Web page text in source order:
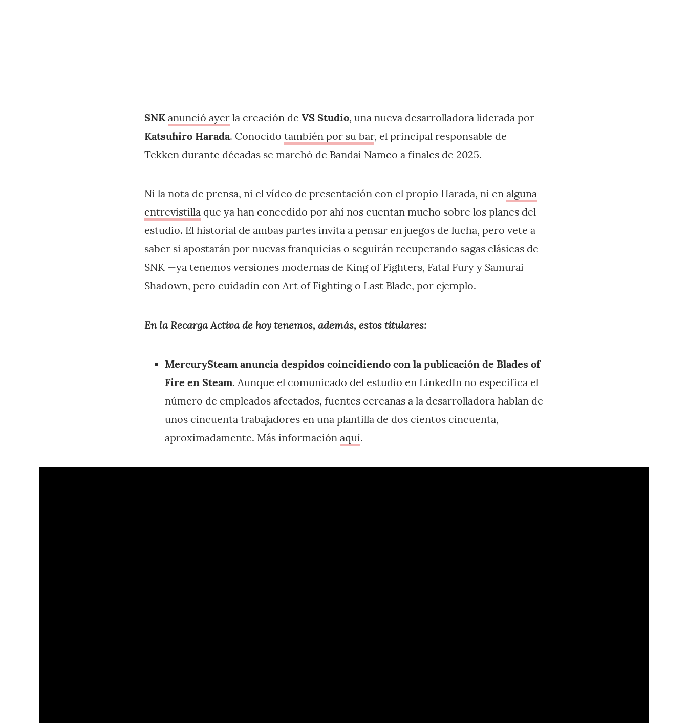
SNK anunció ayer la creación de VS Studio, una nueva desarrolladora liderada por
Katsuhiro Harada. Conocido también por su bar, el principal responsable de
Tekken durante décadas se marchó de Bandai Namco a finales de 2025.
Ni la nota de prensa, ni el vídeo de presentación con el propio Harada, ni en alguna
entrevistilla que ya han concedido por ahí nos cuentan mucho sobre los planes del
estudio. El historial de ambas partes invita a pensar en juegos de lucha, pero vete a
saber si apostarán por nuevas franquicias o seguirán recuperando sagas clásicas de
SNK —ya tenemos versiones modernas de King of Fighters, Fatal Fury y Samurai
Shadown, pero cuidadín con Art of Fighting o Last Blade, por ejemplo.
En la Recarga Activa de hoy tenemos, además, estos titulares:
MercurySteam anuncia despidos coincidiendo con la publicación de Blades of
Fire en Steam. Aunque el comunicado del estudio en LinkedIn no especifica el
número de empleados afectados, fuentes cercanas a la desarrolladora hablan de
unos cincuenta trabajadores en una plantilla de dos cientos cincuenta,
aproximadamente. Más información aquí.